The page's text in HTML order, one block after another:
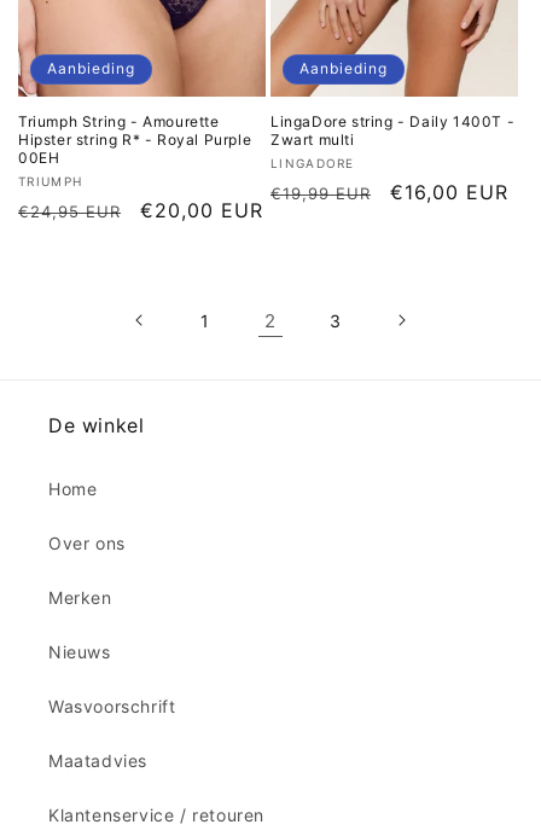
Aanbieding
Triumph String - Amourette
Hipster string R* - Royal Purple
00EH
Verkoper:
TRIUMPH
Normale
€24,95 EUR Aanbiedingsprijs
€20,00 EUR
Aanbieding
LingaDore string - Daily 1400T -
Zwart multi
Verkoper:
LINGADORE
Normale
€19,99 EUR €16,00 EUR
1 2 3
De winkel
Home
Over ons
Merken
Nieuws
Wasvoorschrift
Maatadvies
Klantenservice / retouren